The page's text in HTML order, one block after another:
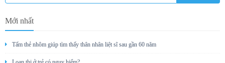
Mới nhất
Tấm thẻ nhôm giúp tìm thấy thân nhân liệt sĩ sau gần 60 năm